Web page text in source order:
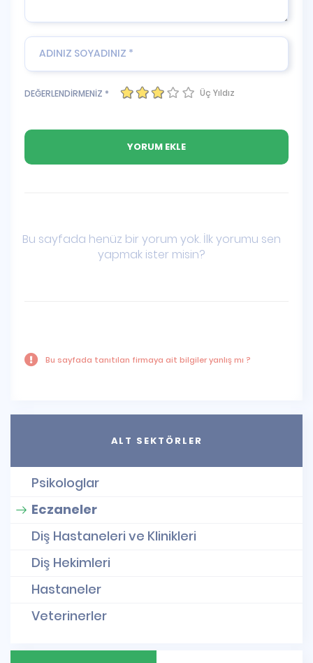
DEĞERLENDİRMENİZ * Üç Yıldız
Bu sayfada henüz bir yorum yok. İlk yorumu sen
yapmak ister misin?
Bu sayfada tanıtılan firmaya ait bilgiler yanlış mı ?
ALT SEKTÖRLER
Psikologlar
Eczaneler
Diş Hastaneleri ve Klinikleri
Diş Hekimleri
Hastaneler
Veterinerler